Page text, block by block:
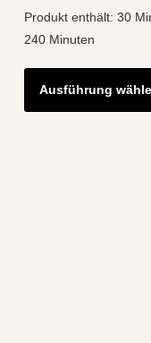
Produkt enthält: 30
240 Minuten
Ausführung